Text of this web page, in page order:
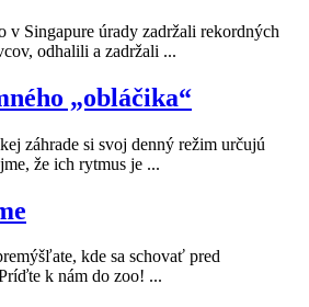
v Singapure úrady zadržali rekordných
odhalili a zadržali ...
„obláčika“
záhrade si svoj denný režim určujú
že ich rytmus je ...
kde sa schovať pred
k nám do zoo! ...